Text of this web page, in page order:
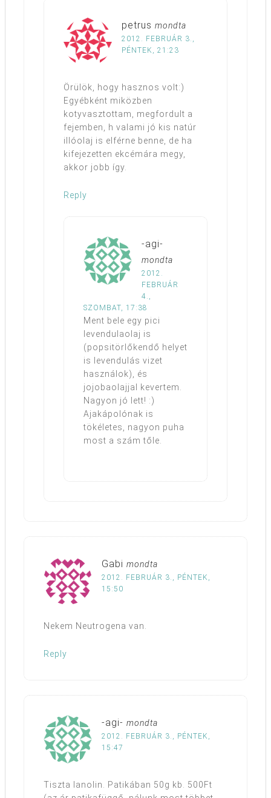
petrus mondta
2012. FEBRUÁR 3.,
PÉNTEK, 21:23
Örülök, hogy hasznos volt:)
Egyébként miközben
kotyvasztottam, megfordult a
fejemben, h valami jó kis natúr
illóolaj is elférne benne, de ha
kifejezetten ekcémára megy,
akkor jobb így.
Reply
-agi-
mondta
2012.
FEBRUÁR
4.,
SZOMBAT, 17:38
Ment bele egy pici
levendulaolaj is
(popsitörlőkendő helyet
is levendulás vizet
használok), és
jojobaolajjal kevertem.
Nagyon jó lett! :)
Ajakápolónak is
tökéletes, nagyon puha
most a szám tőle.
Gabi mondta
2012. FEBRUÁR 3., PÉNTEK,
15:50
Nekem Neutrogena van.
Reply
-agi- mondta
2012. FEBRUÁR 3., PÉNTEK,
15:47
Tiszta lanolin. Patikában 50g kb. 500Ft